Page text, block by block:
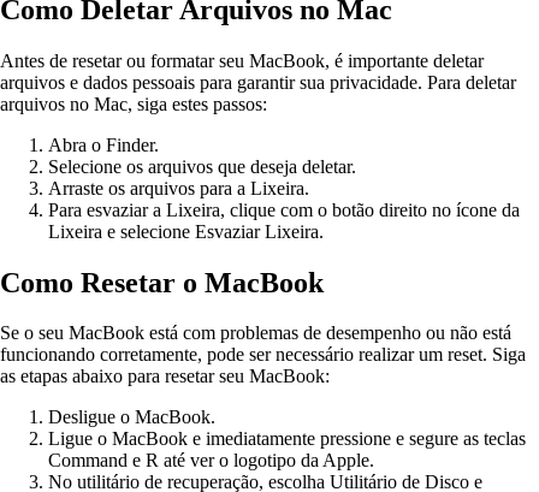
Como Deletar Arquivos no Mac
Antes de resetar ou formatar seu MacBook, é importante deletar
arquivos e dados pessoais para garantir sua privacidade. Para deletar
arquivos no Mac, siga estes passos:
Abra o Finder.
Selecione os arquivos que deseja deletar.
Arraste os arquivos para a Lixeira.
Para esvaziar a Lixeira, clique com o botão direito no ícone da
Lixeira e selecione Esvaziar Lixeira.
Como Resetar o MacBook
Se o seu MacBook está com problemas de desempenho ou não está
funcionando corretamente, pode ser necessário realizar um reset. Siga
as etapas abaixo para resetar seu MacBook:
Desligue o MacBook.
Ligue o MacBook e imediatamente pressione e segure as teclas
Command e R até ver o logotipo da Apple.
No utilitário de recuperação, escolha Utilitário de Disco e